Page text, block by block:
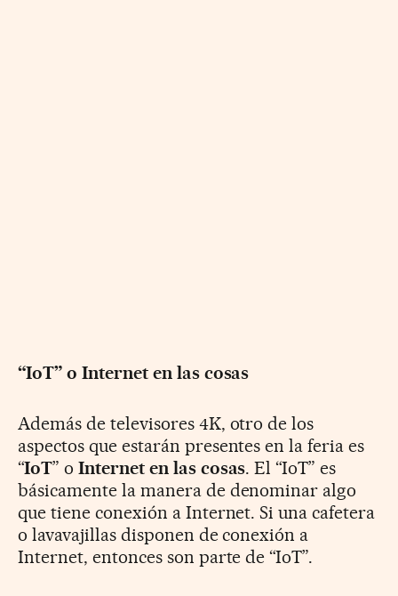
“IoT” o Internet en las cosas
Además de televisores 4K, otro de los
aspectos que estarán presentes en la feria es
“IoT” o Internet en las cosas. El “IoT” es
básicamente la manera de denominar algo
que tiene conexión a Internet. Si una cafetera
o lavavajillas disponen de conexión a
Internet, entonces son parte de “IoT”.